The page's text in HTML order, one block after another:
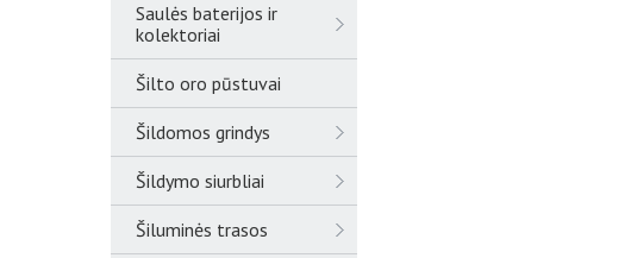
Saulės baterijos ir
kolektoriai
Šilto oro pūstuvai
Šildomos grindys
Šildymo siurbliai
Šiluminės trasos